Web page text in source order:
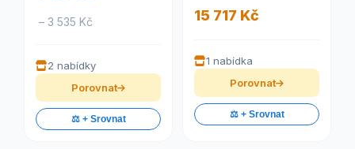
– 3 535 Kč
2 nabídky
Porovnat
⚖️ + Srovnat
15 717 Kč
1 nabídka
Porovnat
⚖️ + Srovnat